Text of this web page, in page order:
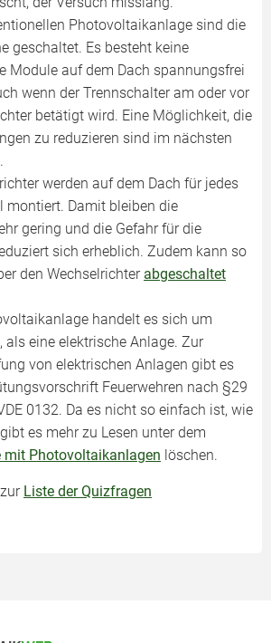
Photovoltaikanlage sind die
geschaltet. Es besteht keine
Module auf dem Dach spannungsfrei
wenn der Trennschalter am oder vor
betätigt wird. Eine Möglichkeit, die
zu reduzieren sind im nächsten
werden auf dem Dach für jedes
montiert. Damit bleiben die
gering und die Gefahr für die
sich erheblich. Zudem kann so
den Wechselrichter abgeschaltet
handelt es sich um
als eine elektrische Anlage. Zur
von elektrischen Anlagen gibt es
Feuerwehren nach §29
0132. Da es nicht so einfach ist, wie
es mehr zu Lesen unter dem
mit Photovoltaikanlagen löschen.
Liste der Quizfragen